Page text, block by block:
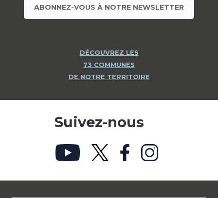
ABONNEZ-VOUS À NOTRE NEWSLETTER
DÉCOUVREZ LES
73 COMMUNES
DE NOTRE TERRITOIRE
Suivez-nous